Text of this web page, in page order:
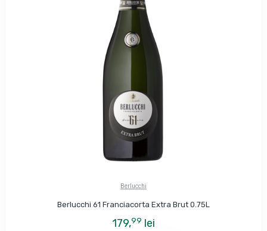
Berlucchi
Berlucchi 61 Franciacorta Extra Brut 0.75L
179,99 lei